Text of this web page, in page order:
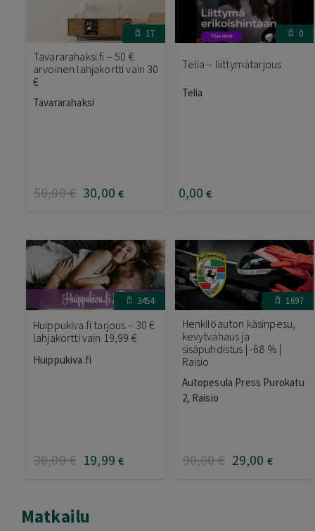
17
Tavararahaksi.fi – 50 €
arvoinen lahjakortti vain 30
€
Tavararahaksi
50,00€ 30,00 €
0
Telia – liittymätarjous
Telia
0,00 €
3454
Huippukiva.fi tarjous – 30 €
lahjakortti vain 19,99 €
Huippukiva.fi
30,00€ 19,99 €
1697
Henkilöauton käsinpesu,
kevytvahaus ja
sisäpuhdistus | -68 % |
Raisio
Autopesula Press Purokatu
2, Raisio
90,00€ 29,00 €
Matkailu